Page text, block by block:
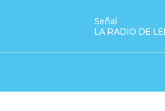
Señal
LA RADIO DE